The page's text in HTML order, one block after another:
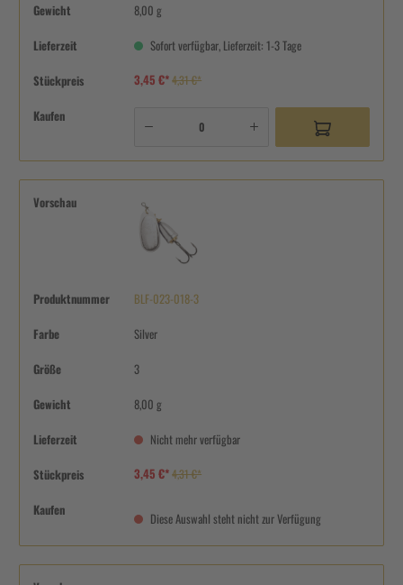
Gewicht 8,00 g
Lieferzeit Sofort verfügbar, Lieferzeit: 1-3 Tage
Stückpreis 3,45 €*4,31 €*
Kaufen
Vorschau
Produktnummer BLF-023-018-3
Farbe Silver
Größe 3
Gewicht 8,00 g
Lieferzeit Nicht mehr verfügbar
Stückpreis 3,45 €*4,31 €*
Kaufen
Diese Auswahl steht nicht zur Verfügung